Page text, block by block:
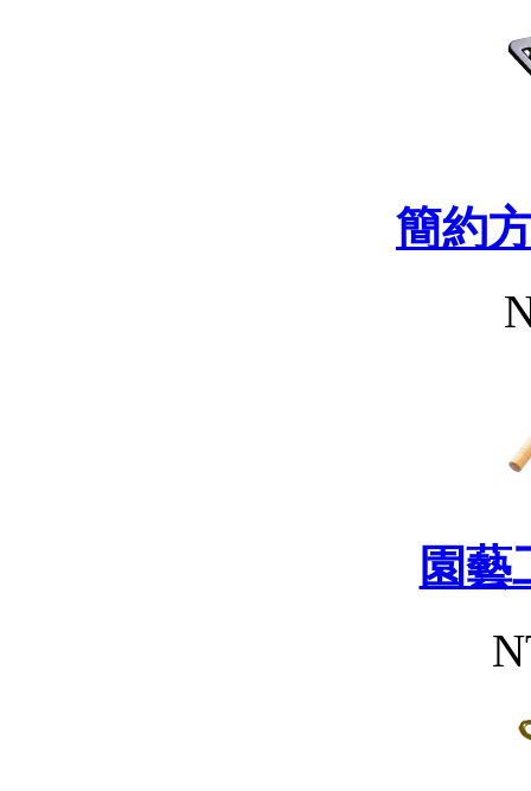
簡約
園藝